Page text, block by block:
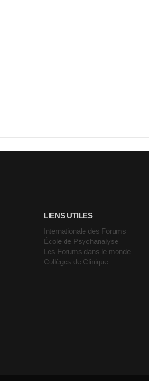
LIENS UTILES
Internationale des Forums
École de Psychanalyse
Les Forums dans le monde
Collèges de Clinique